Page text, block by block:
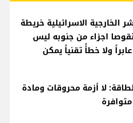
الخارجية الاسرائيلية خريطة
اجزاء من جنوبه ليس
ولا خطأً تقنياً يمكن
لا أزمة محروقات ومادة
متوافرة